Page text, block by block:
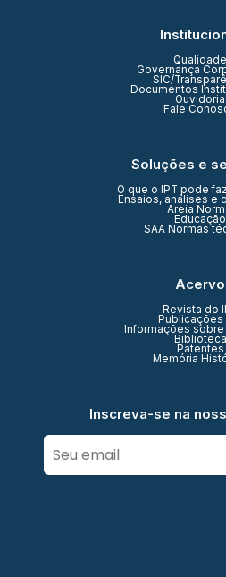
Qualidade
Governança
SIC/
Documentos
Ouvidoria
Fale
Soluções e
O que o IPT pode
Ensaios, análises e
Areia
Educação
SAA Normas
Acervo
Revista do
Publicações
Informações
Biblioteca
Patentes
Memória
Inscreva-se na